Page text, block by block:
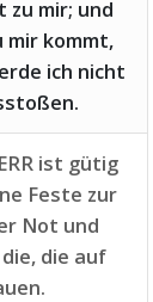
zu mir; und
mir kommt,
ich nicht
ist gütig
Feste zur
Not und
die auf